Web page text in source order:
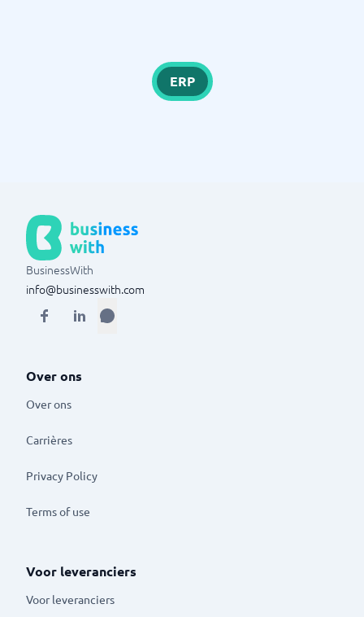
ERP
BusinessWith
info@businesswith.com
Over ons
Over ons
Carrières
Privacy Policy
Terms of use
Voor leveranciers
Voor leveranciers